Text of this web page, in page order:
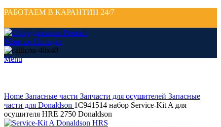
РАБОТАЕМ В КАРАНТИН 24/7
Menu
Home Запасные части Запчасти для осушителей Запасные
части для Donaldson 1C941514 набор Service-Kit A для
осушителя HRE 2750 Donaldson